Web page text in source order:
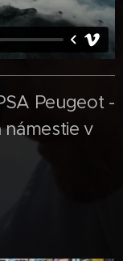
Peugeot -
v